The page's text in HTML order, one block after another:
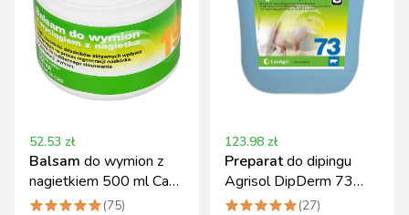
52.53 zł
Balsam do wymion z
nagietkiem 500 ml Can
Agri
(75)
123.98 zł
Preparatdo dipingu
Agrisol DipDerm 73
zimowy 5 kg
(27)